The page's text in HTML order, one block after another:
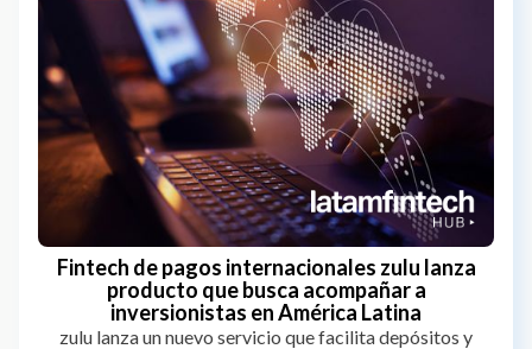
Fintech de pagos internacionales zulu lanza
producto que busca acompañar a
inversionistas en América Latina
zulu lanza un nuevo servicio que facilita depósitos y